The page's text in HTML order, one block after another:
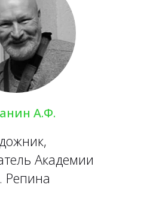
А.Ф.
Академии
Репина